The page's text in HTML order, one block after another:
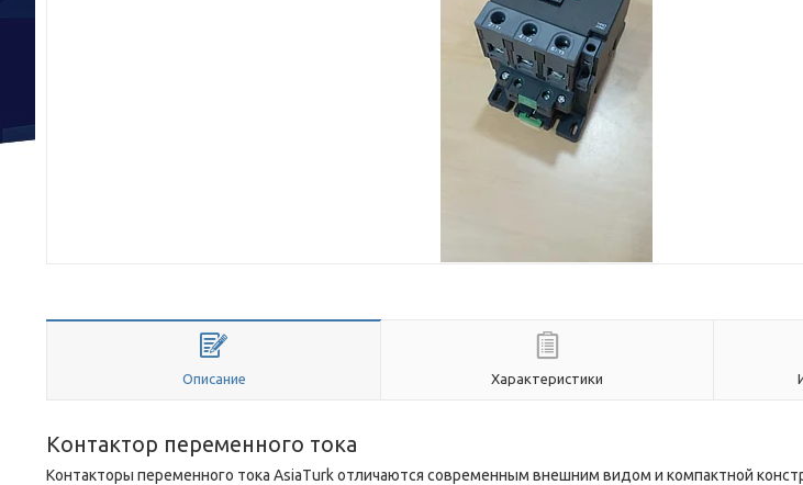
Описание Характеристики
Контактор переменного тока
Контакторы переменного тока AsiaTurk отличаются современным внешним видом и компактной